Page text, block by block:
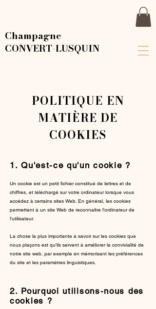
Champagne
CONVERT-LUSQUIN
POLITIQUE EN
MATIÈRE DE
COOKIES
1. Qu'est-ce qu'un cookie ?
Un cookie est un petit fichier constitué de lettres et de
chiffres, et téléchargé sur votre ordinateur lorsque vous
accédez à certains sites Web. En général, les cookies
permettent à un site Web de reconnaître l'ordinateur de
l’utilisateur.
La chose la plus importante à savoir sur les cookies que
nous plaçons est qu'ils servent à améliorer la convivialité de
notre site web, par exemple en mémorisant les préférences
du site et les paramètres linguistiques.
2. Pourquoi utilisons-nous des
cookies ?